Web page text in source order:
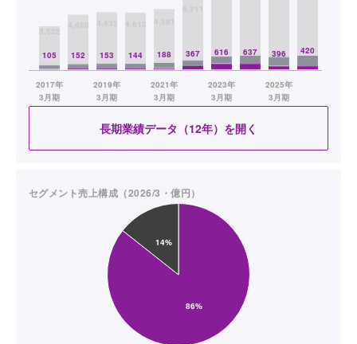
長期業績データ（12年）を開く
セグメント売上構成（2026/3・億円）